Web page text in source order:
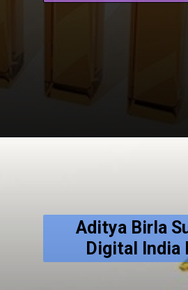
Aditya Birla
Digital India